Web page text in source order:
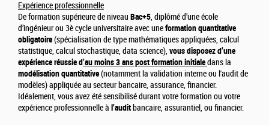
Expérience professionnelle
De formation supérieure de niveau Bac+5, diplômé d’une école
d’ingénieur ou 3è cycle universitaire avec uneformation quantitative
obligatoire(spécialisation de type mathématiques appliquées, calcul
statistique, calcul stochastique, data science), vous disposez d’une
expérience réussie d’au moins 3 ans post formation initialedans la
modélisation quantitative(notamment la validation interne ou l'audit de
modèles) appliquée au secteur bancaire, assurance, financier.
Idéalement, vous avez été sensibilisé durant votre formation ou votre
expérience professionnelle à l’auditbancaire, assurantiel, ou financier.